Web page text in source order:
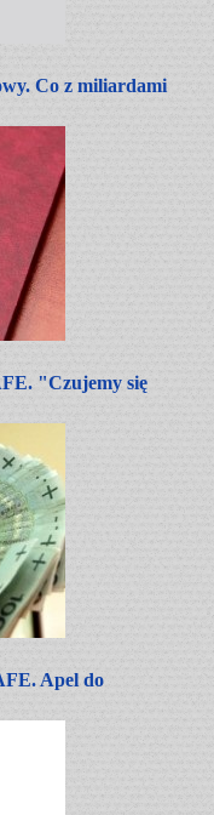
Co z miliardami
"Czujemy się
Apel do